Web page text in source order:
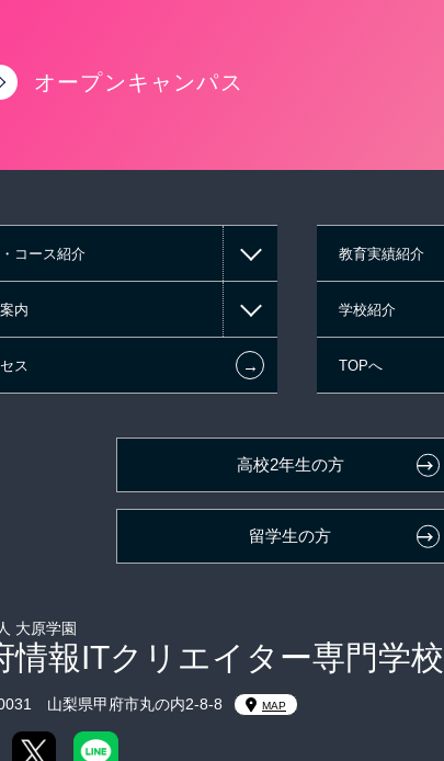
オープンキャンパス
コース紹介 教育実績紹介
内 学校紹介
ス ← TOPへ
高校2年生の方
留学生の方
大原学園
情報ITクリエイター専門学校
山梨県甲府市丸の内2-8-8 MAP